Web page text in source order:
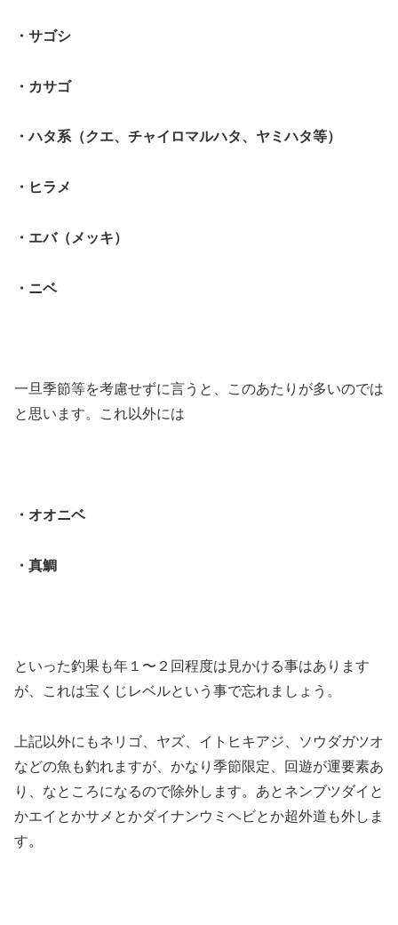
・サゴシ
・カサゴ
・ハタ系（クエ、チャイロマルハタ、ヤミハタ等）
・ヒラメ
・エバ（メッキ）
・ニベ
一旦季節等を考慮せずに言うと、このあたりが多いのでは
と思います。これ以外には
・オオニベ
・真鯛
といった釣果も年１〜２回程度は見かける事はあります
が、これは宝くじレベルという事で忘れましょう。
上記以外にもネリゴ、ヤズ、イトヒキアジ、ソウダガツオ
などの魚も釣れますが、かなり季節限定、回遊が運要素あ
り、なところになるので除外します。あとネンブツダイと
かエイとかサメとかダイナンウミヘビとか超外道も外しま
す。